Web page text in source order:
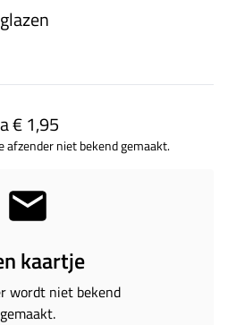
€ 1,95
afzender niet bekend gemaakt.
kaartje
wordt niet bekend
gemaakt.